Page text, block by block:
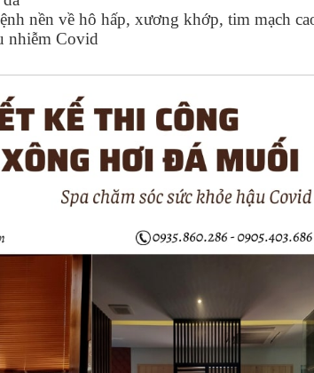
nền về hô hấp, xương khớp, tim mạch
nhiễm Covid